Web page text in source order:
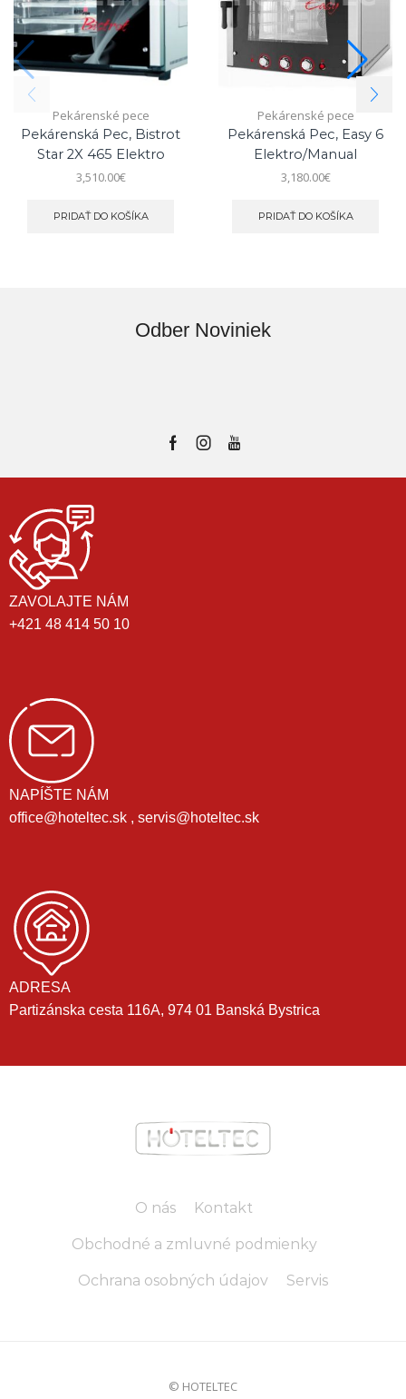
Pekárenské pece
Pekárenská Pec, Bistrot
Star 2X 465 Elektro
3,510.00€
PRIDAŤ DO KOŠÍKA
Pekárenské pece
Pekárenská Pec, Easy 6
Elektro/manual
3,180.00€
PRIDAŤ DO KOŠÍKA
Odber Noviniek
ZAVOLAJTE NÁM
+421 48 414 50 10
NAPÍŠTE NÁM
office@hoteltec.sk , servis@hoteltec.sk
ADRESA
Partizánska cesta 116A, 974 01 Banská Bystrica
O nás Kontakt
Obchodné a zmluvné podmienky
Ochrana osobných údajov Servis
© HOTELTEC